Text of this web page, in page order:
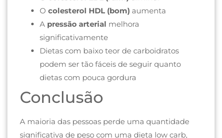
O colesterol HDL (bom) aumenta
A pressão arterial melhora
significativamente
Dietas com baixo teor de carboidratos
podem ser tão fáceis de seguir quanto
dietas com pouca gordura
Conclusão
A maioria das pessoas perde uma quantidade
significativa de peso com uma dieta low carb,